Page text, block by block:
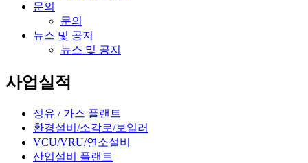
문의
문의
뉴스 및 공지
뉴스 및 공지
사업실적
정유 / 가스 플랜트
환경설비/소각로/보일러
VCU/VRU/연소설비
산업설비 플랜트